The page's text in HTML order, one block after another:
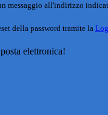
messaggio all'indirizzo
della password tramite la
elettronica!